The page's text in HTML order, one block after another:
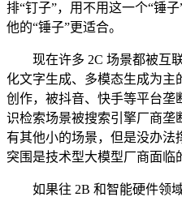
排“钉子”，用不用这一个“锤
他的“锤子”更适合。
现在许多 2C 场景都被互联
化文字生成、多模态生成为主
创作，被抖音、快手等平台垄
识检索场景被搜索引擎厂商垄
有其他小的场景，但是没办法
突围是技术型大模型厂商面临
如果往 2B 和智能硬件领域